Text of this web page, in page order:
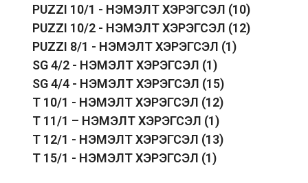
PUZZI 10/1 - НЭМЭЛТ ХЭРЭГСЭЛ (10)
PUZZI 10/2 - НЭМЭЛТ ХЭРЭГСЭЛ (12)
PUZZI 8/1 - НЭМЭЛТ ХЭРЭГСЭЛ (1)
SG 4/2 - НЭМЭЛТ ХЭРЭГСЭЛ (1)
SG 4/4 - НЭМЭЛТ ХЭРЭГСЭЛ (15)
T 10/1 - НЭМЭЛТ ХЭРЭГСЭЛ (12)
T 11/1 – НЭМЭЛТ ХЭРЭГСЭЛ (1)
T 12/1 - НЭМЭЛТ ХЭРЭГСЭЛ (13)
T 15/1 - НЭМЭЛТ ХЭРЭГСЭЛ (1)